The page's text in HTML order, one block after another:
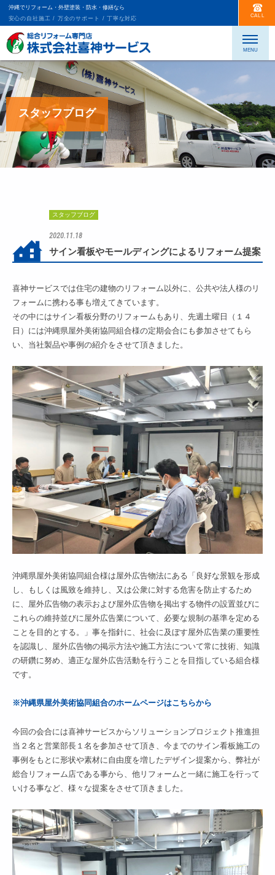
沖縄でリフォーム・外壁塗装・防水・修繕なら
安心の自社施工 / 万全のサポート / 丁寧な対応
CALL
スタッフブログ
スタッフブログ
2020.11.18
サイン看板やモールディングによるリフォーム提案
喜神サービスでは住宅の建物のリフォーム以外に、公共や法人様のリ
フォームに携わる事も増えてきています。
その中にはサイン看板分野のリフォームもあり、先週土曜日（１４
日）には沖縄県屋外美術協同組合様の定期会合にも参加させてもら
い、当社製品や事例の紹介をさせて頂きました。
沖縄県屋外美術協同組合様は屋外広告物法にある「良好な景観を形成
し、もしくは風致を維持し、又は公衆に対する危害を防止するため
に、屋外広告物の表示および屋外広告物を掲出する物件の設置並びに
これらの維持並びに屋外広告業について、必要な規制の基準を定める
ことを目的とする。」事を指針に、社会に及ぼす屋外広告業の重要性
を認識し、屋外広告物の掲示方法や施工方法について常に技術、知識
の研鑽に努め、適正な屋外広告活動を行うことを目指している組合様
です。
※沖縄県屋外美術協同組合のホームページはこちらから
今回の会合には喜神サービスからソリューションプロジェクト推進担
当２名と営業部長１名を参加させて頂き、今までのサイン看板施工の
事例をもとに形状や素材に自由度を増したデザイン提案から、弊社が
総合リフォーム店である事から、他リフォームと一緒に施工を行って
いける事など、様々な提案をさせて頂きました。